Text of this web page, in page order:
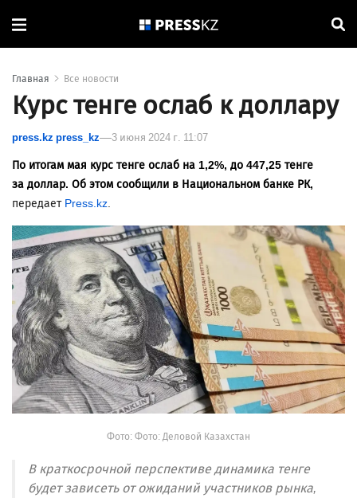
Главная Все новости
Курс тенге ослаб к доллару
press.kz press_kz 3 июня 2024 г. 11:07
По итогам мая курс тенге ослаб на 1,2%, до 447,25 тенге
за доллар. Об этом сообщили в Национальном банке РК,
передает Press.kz.
Фото: Фото: Деловой Казахстан
В краткосрочной перспективе динамика тенге
будет зависеть от ожиданий участников рынка,